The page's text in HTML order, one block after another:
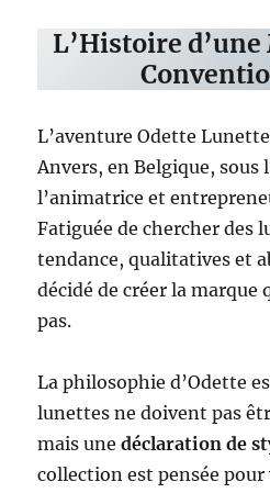
L’Histoire
L’aventure Odette
Anvers, en Belgique, sous
l’animatrice et
Fatiguée de chercher des
tendance, qualitatives et
décidé de créer la marque
pas.
La philosophie d’Odette
lunettes ne doivent pas
mais unedéclaration de
collection est pensée pour